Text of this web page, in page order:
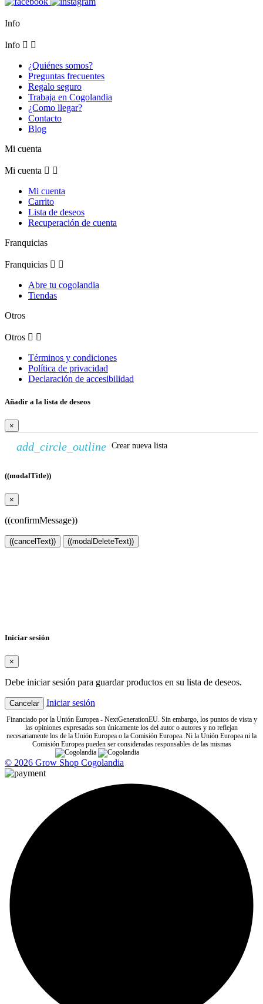
Info
Info  
¿Quiénes somos?
Preguntas frecuentes
Regalo seguro
Trabaja en Cogolandia
¿Como llegar?
Contacto
Blog
Mi cuenta
Mi cuenta  
Mi cuenta
Carrito
Lista de deseos
Recuperación de cuenta
Franquicias
Franquicias  
Abre tu cogolandia
Tiendas
Otros
Otros  
Términos y condiciones
Política de privacidad
Declaración de accesibilidad
Añadir a la lista de deseos
×
add_circle_outline Crear nueva lista
((modalTitle))
×
((confirmMessage))
((cancelText)) ((modalDeleteText))
Iniciar sesión
×
Debe iniciar sesión para guardar productos en su lista de deseos.
Cancelar Iniciar sesión
Financiado por la Unión Europea - NextGenerationEU. Sin embargo, los puntos de vista y
las opiniones expresadas son únicamente los del autor o autores y no reflejan
necesariamente los de la Unión Europea o la Comisión Europea. Ni la Unión Europea ni la
Comisión Europea pueden ser consideradas responsables de las mismas
© 2026 Grow Shop Cogolandia